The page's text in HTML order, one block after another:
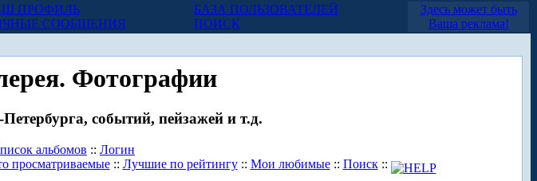
ПРОФИЛЬ
СООБЩЕНИЯ
БАЗА ПОЛЬЗОВАТЕЛЕЙ
ПОИСК
Здесь может быть
Ваша реклама!
Фотографии
событий, пейзажей и т.д.
альбомов :: Логин
просматриваемые:: Лучшие по рейтингу:: Мои любимые:: Поиск::